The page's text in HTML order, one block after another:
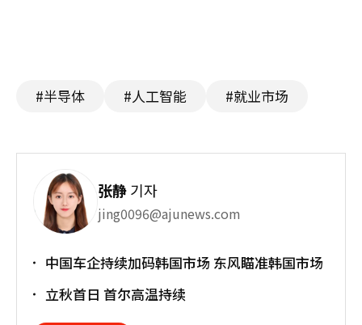
#半导体 #人工智能 #就业市场
张静기자
jing0096@ajunews.com
中国车企持续加码韩国市场 东风瞄准韩国市场
立秋首日 首尔高温持续